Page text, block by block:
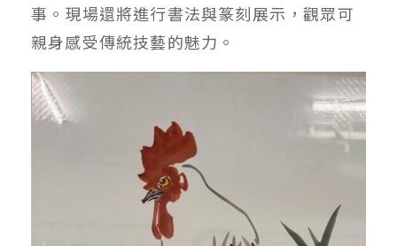
事。現場還將進行書法與篆刻展示，觀眾可
親身感受傳統技藝的魅力。